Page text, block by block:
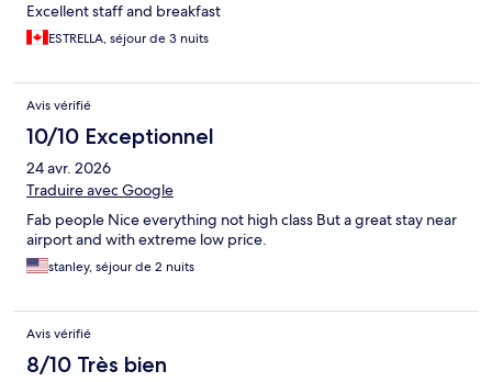
Excellent staff and breakfast
ESTRELLA, séjour de 3 nuits
Avis vérifié
10/10 Exceptionnel
24 avr. 2026
Traduire avec Google
Fab people Nice everything not high class But a great stay near
airport and with extreme low price.
stanley, séjour de 2 nuits
Avis vérifié
8/10 Très bien